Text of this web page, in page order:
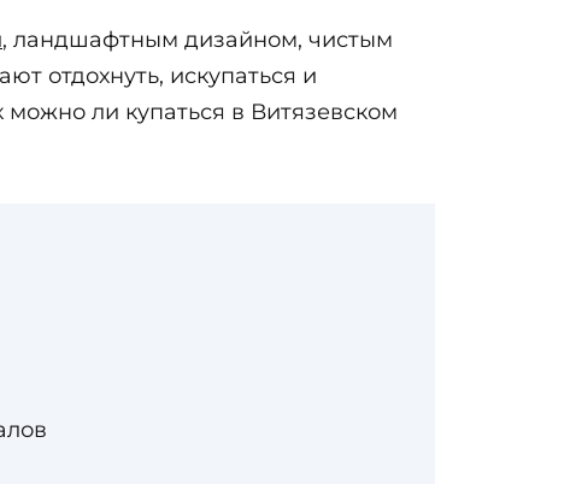
, ландшафтным дизайном, чистым
отдохнуть, искупаться и
ли купаться в Витязевском